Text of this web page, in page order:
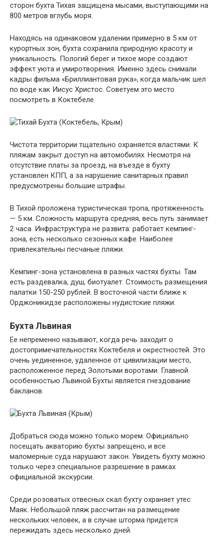
сторон бухта Тихая защищена мысами, выступающими на
800 метров вглубь моря.
Находясь на одинаковом удалении примерно в 5 км от
курортных зон, бухта сохранила природную красоту и
уникальность. Пологий берег и тихое море создают
эффект уюта и умиротворения. Именно здесь снимали
кадры фильма «Бриллиантовая рука», когда мальчик шел
по воде как Иисус Христос. Советуем это место
посмотреть в Коктебеле.
Чистота территории тщательно охраняется властями. К
пляжам закрыт доступ на автомобилях. Несмотря на
отсутствие платы за проезд, на въезде в бухту
установлен КПП, а за нарушение санитарных правил
предусмотрены большие штрафы.
В Тихой проложена туристическая тропа, протяженность
— 5 км. Сложность маршрута средняя, весь путь занимает
2 часа. Инфраструктура не развита: работает кемпинг-
зона, есть несколько сезонных кафе. Наиболее
привлекательны песчаные пляжи.
Кемпинг-зона установлена в разных частях бухты. Там
есть раздевалка, душ, биотуалет. Стоимость размещения
палатки 150-250 рублей. В восточной части ближе к
Орджоникидзе расположены нудистские пляжи.
Бухта Львиная
Ее непременно называют, когда речь заходит о
достопримечательностях Коктебеля и окрестностей. Это
очень уединенное, удаленное от цивилизации место,
расположенное перед Золотыми воротами. Главной
особенностью Львиной Бухты является гнездование
бакланов.
Добраться сюда можно только морем. Официально
посещать акваторию бухты запрещено, и все
маломерные суда нарушают закон. Увидеть бухту можно
только через специальное разрешение в рамках
официальной экскурсии.
Среди розоватых отвесных скал бухту охраняет утес
Маяк. Небольшой пляж рассчитан на размещение
нескольких человек, а в случае шторма придется
пережидать здесь несколько дней.